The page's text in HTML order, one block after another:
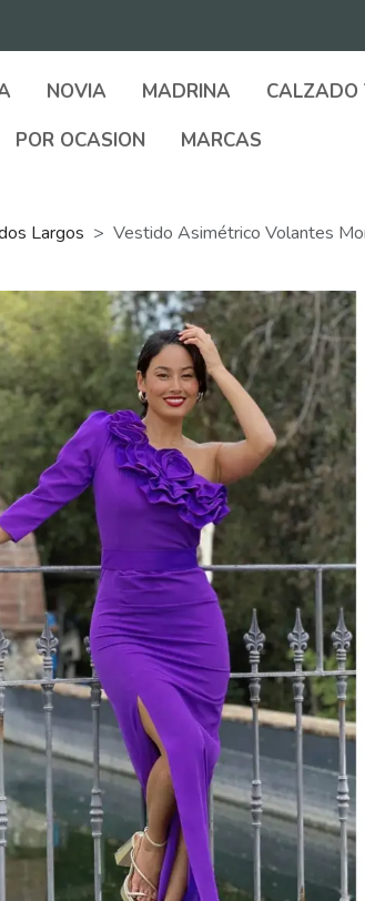
NOVIA MADRINA
CALZADO
POR OCASION MARCAS
Largos Vestido Asimétrico Volantes